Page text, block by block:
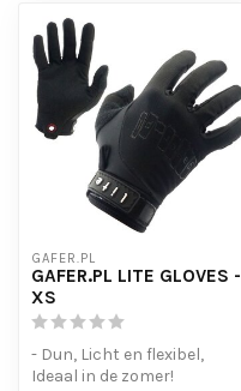
GAFER.PL
GAFER.PL LITE GLOVES -
XS
- Dun, Licht en flexibel,
Ideaal in de zomer!